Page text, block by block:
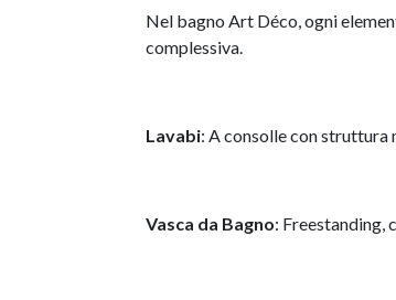
Nel bagno Art Déco, ogni
complessiva.
Lavabi: A consolle con
Vasca da Bagno: Freestanding,